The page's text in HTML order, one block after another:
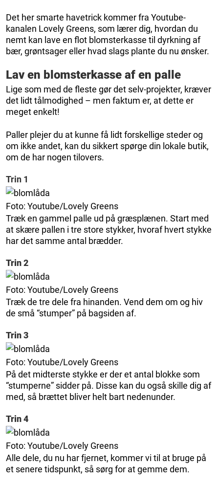
Det her smarte havetrick kommer fra Youtube-
kanalen Lovely Greens, som lærer dig, hvordan du
nemt kan lave en flot blomsterkasse til dyrkning af
bær, grøntsager eller hvad slags plante du nu ønsker.
Lav en blomsterkasse af en palle
Lige som med de fleste gør det selv-projekter, kræver
det lidt tålmodighed – men faktum er, at dette er
meget enkelt!
Paller plejer du at kunne få lidt forskellige steder og
om ikke andet, kan du sikkert spørge din lokale butik,
om de har nogen tilovers.
Trin 1
Foto: Youtube/Lovely Greens
Træk en gammel palle ud på græsplænen. Start med
at skære pallen i tre store stykker, hvoraf hvert stykke
har det samme antal brædder.
Trin 2
Foto: Youtube/Lovely Greens
Træk de tre dele fra hinanden. Vend dem om og hiv
de små “stumper” på bagsiden af.
Trin 3
Foto: Youtube/Lovely Greens
På det midterste stykke er der et antal blokke som
“stumperne” sidder på. Disse kan du også skille dig af
med, så brættet bliver helt bart nedenunder.
Trin 4
Foto: Youtube/Lovely Greens
Alle dele, du nu har fjernet, kommer vi til at bruge på
et senere tidspunkt, så sørg for at gemme dem.